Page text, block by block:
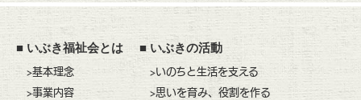
■ いぶき福祉会とは
>基本理念
>事業内容
■いぶきの活動
>いのちと生活を支える
>思いを育み、役割を作る